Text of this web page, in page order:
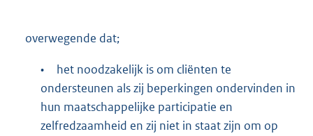
overwegende dat;
•
het noodzakelijk is om cliënten te
ondersteunen als zij beperkingen ondervinden in
hun maatschappelijke participatie en
zelfredzaamheid en zij niet in staat zijn om op